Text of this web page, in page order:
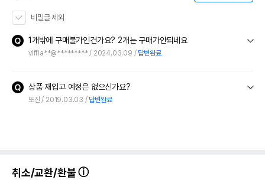
비밀글 제외
1개밖에 구매불가인건가요? 2개는 구매가안되네요
vlffla**@********* 2024.03.09 답변완료
상품 재입고 예정은 없으신가요?
또진 2019.03.03 답변완료
취소/교환/환불